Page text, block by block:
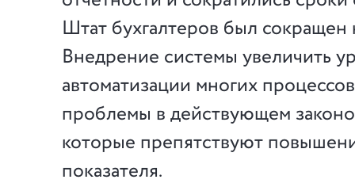
Штат бухгалтеров был сокращен
Внедрение системы увеличить
автоматизации многих
проблемы в действующем
которые препятствуют
показателя.